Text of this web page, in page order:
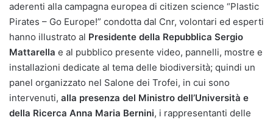
aderenti alla campagna europea di citizen science “Plastic
Pirates – Go Europe!” condotta dal Cnr, volontari ed esperti
hanno illustrato al Presidente della Repubblica Sergio
Mattarella e al pubblico presente video, pannelli, mostre e
installazioni dedicate al tema delle biodiversità; quindi un
panel organizzato nel Salone dei Trofei, in cui sono
intervenuti, alla presenza del Ministro dell’Università e
della Ricerca Anna Maria Bernini, i rappresentanti delle